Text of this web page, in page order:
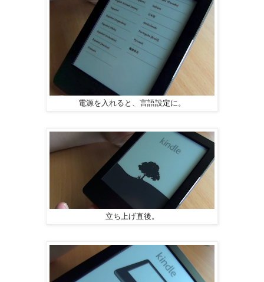
電源を入れると、言語設定に。
立ち上げ直後。